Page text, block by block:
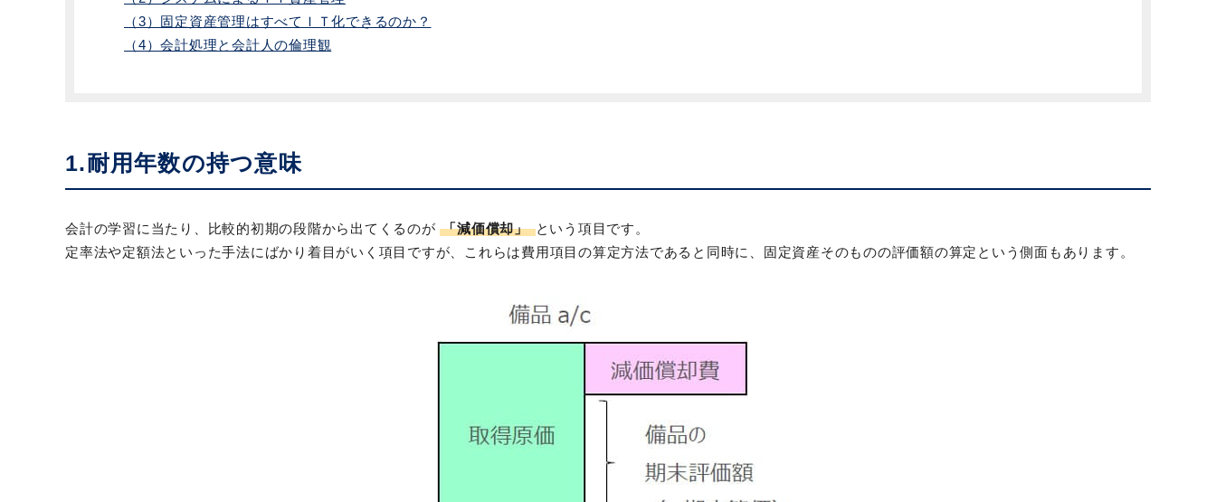
（3）固定資産管理はすべてＩＴ化できるのか？
（4）会計処理と会計人の倫理観
1.耐用年数の持つ意味
会計の学習に当たり、比較的初期の段階から出てくるのが「減価償却」という項目です。
定率法や定額法といった手法にばかり着目がいく項目ですが、これらは費用項目の算定方法であると同時に、固定資産そのものの評価額の算定という側面もあります。